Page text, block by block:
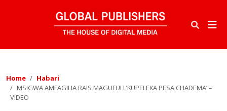
Home
Habari
MSIGWA AMFAGILIA RAIS MAGUFULI ‘KUPELEKA PESA CHADEMA’ –
VIDEO